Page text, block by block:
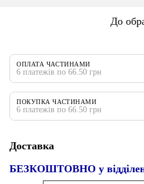
До
ОПЛАТА ЧАСТИНАМИ
6 платежів по 66.50 грн
ПОКУПКА ЧАСТИНАМИ
6 платежів по 66.50 грн
Доставка
БЕЗКОШТОВНО у